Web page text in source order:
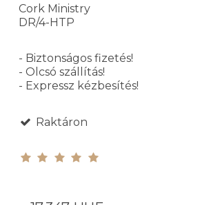
Cork Ministry
DR/4-HTP
- Biztonságos fizetés!
- Olcsó szállítás!
- Expressz kézbesítés!
Raktáron